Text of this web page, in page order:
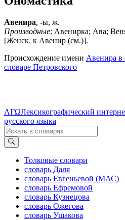
Авенира, -ы, ж.
Производные: Авенирка; Ава;
[Женск. к Авенир (см.)].
Происхождение имени Авенира в
словаре Петровского
ΛΓΩЛексикографический
русского языка
Толковые словари
словарь Даля
словарь Евгеньевой (МАС)
словарь Ефремовой
словарь Кузнецова
словарь Ожегова
словарь Ушакова